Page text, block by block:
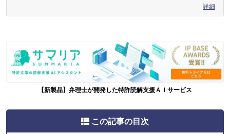
詳細
【新製品】弁理士が開発した特許読解支援ＡＩサービス
この記事の目次